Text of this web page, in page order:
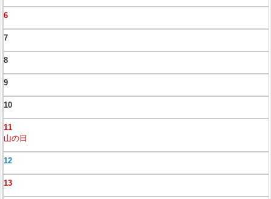
6
7
8
9
10
11
山の日
12
13